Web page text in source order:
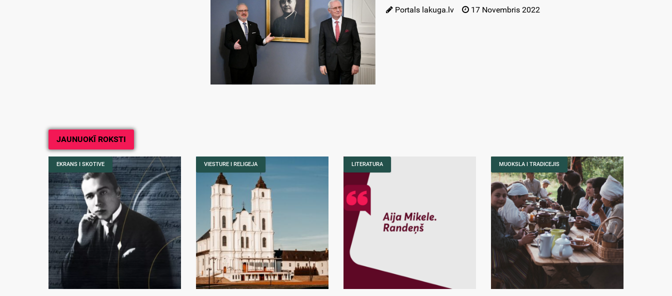
Portals lakuga.lv 17 Novembris 2022
JAUNUOKĪ ROKSTI
EKRANS I SKOTIVE VIESTURE I RELIGEJA LITERATURA MUOKSLA I TRADICEJIS